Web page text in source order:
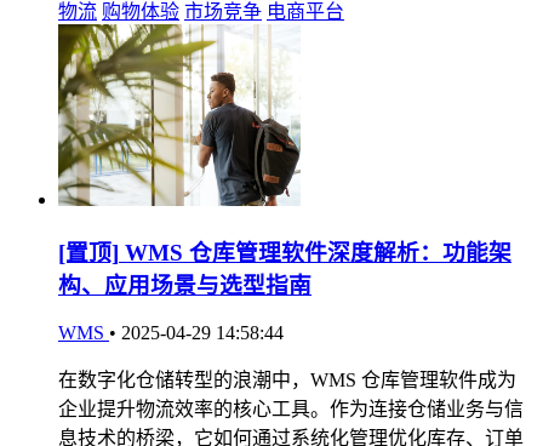
物流 购物体验 市场竞争 电商平台
[置顶] WMS 仓库管理软件深度解析：功能架
构、应用场景与选型指南
WMS • 2025-04-29 14:58:44
在数字化仓储转型的浪潮中，WMS 仓库管理软件成为
企业提升物流效率的核心工具。作为连接仓储业务与信
息技术的桥梁，它如何通过系统化管理优化库存、订单